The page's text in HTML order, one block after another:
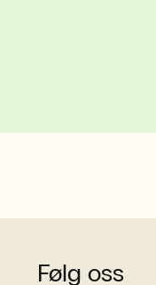
Følg oss